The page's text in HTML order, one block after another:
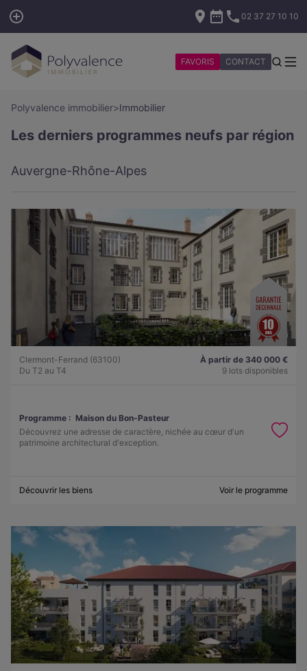
02 37 27 10 10
FAVORIS CONTACT
Polyvalence immobilier>Immobilier
Les derniers programmes neufs par région
Auvergne-Rhône-Alpes
Clermont-Ferrand (63100)
Du T2 au T4
À partir de 340 000 €
9 lots disponibles
Programme : Maison du Bon-Pasteur
Découvrez une adresse de caractère, nichée au cœur d'un
patrimoine architectural d'exception.
Découvrir les biens Voir le programme